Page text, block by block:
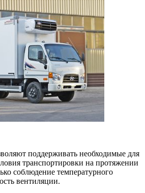
поддерживать необходимые для
транспортировки на протяжении
соблюдение температурного
вентиляции.